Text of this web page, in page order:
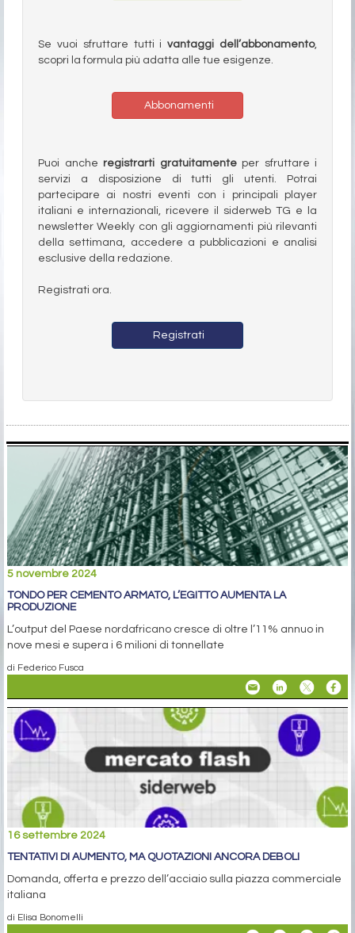
Se vuoi sfruttare tutti ivantaggi dell’abbonamento,
scopri la formula più adatta alle tue esigenze.
Abbonamenti
Puoi anche registrarti gratuitamenteper sfruttare i
servizi a disposizione di tutti gli utenti. Potrai
partecipare ai nostri eventi con i principali player
italiani e internazionali, ricevere il siderweb TG e la
newsletter Weekly con gli aggiornamenti più rilevanti
della settimana, accedere a pubblicazioni e analisi
esclusive della redazione.
Registrati ora.
Registrati
5 novembre 2024
TONDO PER CEMENTO ARMATO, L’EGITTO AUMENTA LA
PRODUZIONE
L’output del Paese nordafricano cresce di oltre l’11% annuo in
nove mesi e supera i 6 milioni di tonnellate
di Federico Fusca
16 settembre 2024
TENTATIVI DI AUMENTO, MA QUOTAZIONI ANCORA DEBOLI
Domanda, offerta e prezzo dell’acciaio sulla piazza commerciale
italiana
di Elisa Bonomelli